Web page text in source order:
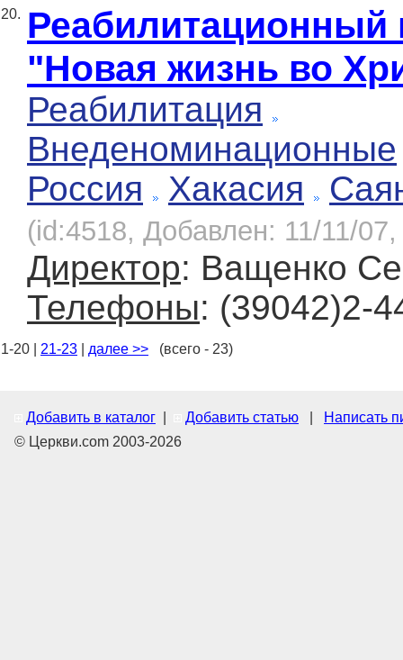
20. Реабилитационный
"Новая жизнь во
Реабилитация
Внеденоминационные
Россия
Хакасия
(id:4518, Добавлен: 11/11/
Директор: Ващенко
Телефоны: (39042)2-
1-20 | 21-23 далее >> (всего - 23)
Добавить в каталог Добавить статью
Написать
© Церкви.com 2003-2026